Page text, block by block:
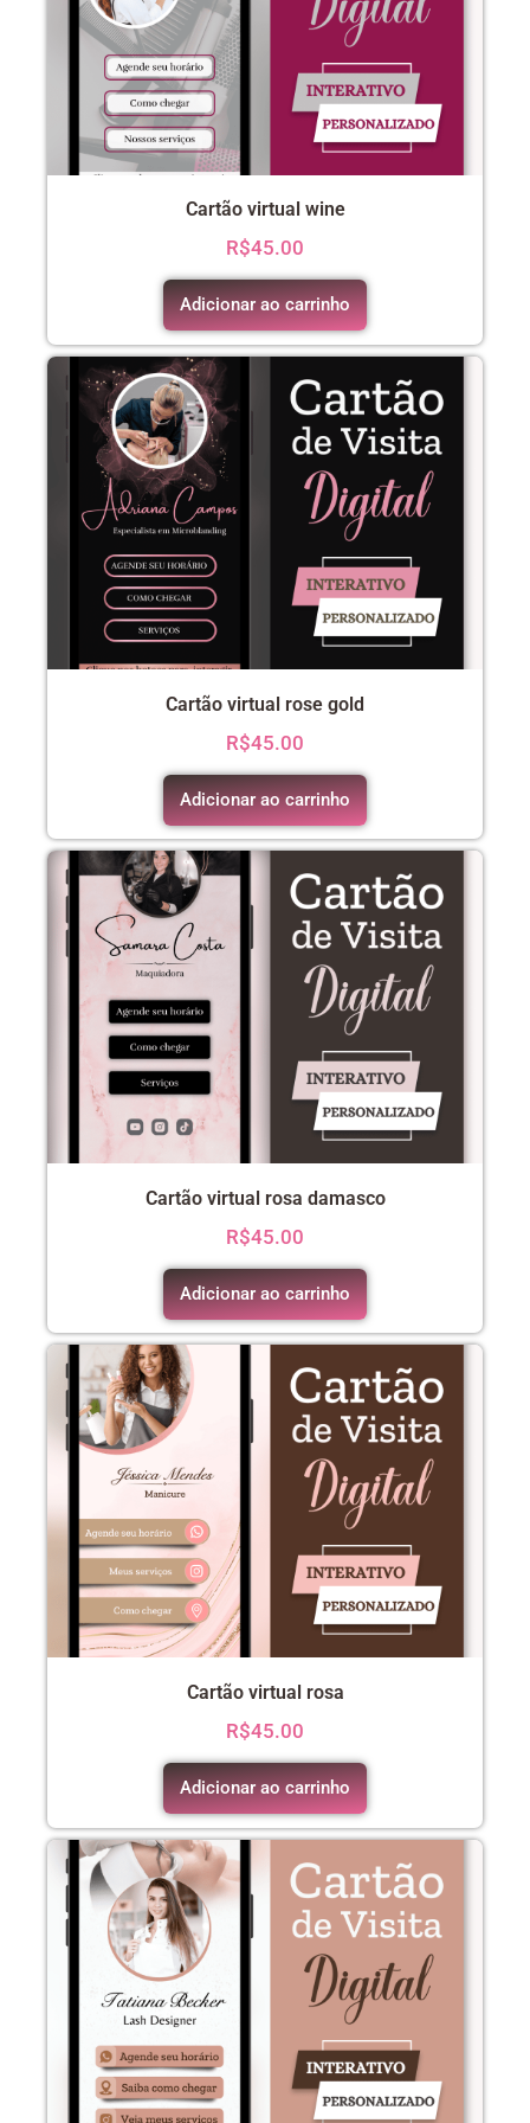
Cartão virtual wine
R$45.00
Adicionar ao carrinho
Cartão virtual rose gold
R$45.00
Adicionar ao carrinho
Cartão virtual rosa damasco
R$45.00
Adicionar ao carrinho
Cartão virtual rosa
R$45.00
Adicionar ao carrinho